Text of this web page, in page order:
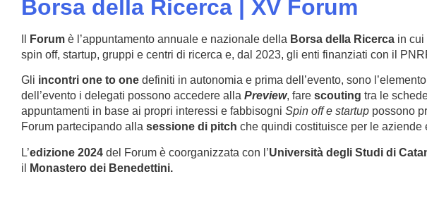
Borsa della Ricerca | XV Forum
Forum è l’appuntamento annuale e nazionale della Borsa della Ricerca in cui
spin off, startup, gruppi e centri di ricerca e, dal 2023, gli enti finanziati con il
Gli incontri one to one definiti in autonomia e prima dell’evento, sono
dell’evento i delegati possono accedere alla Preview, fare scouting tra le
appuntamenti in base ai propri interessi e fabbisogni Spin off e startup possono
Forum partecipando alla sessione di pitch che quindi costituisce per le
L’edizione 2024 del Forum è coorganizzata con l’Università degli Studi di
il
Monastero dei Benedettini.